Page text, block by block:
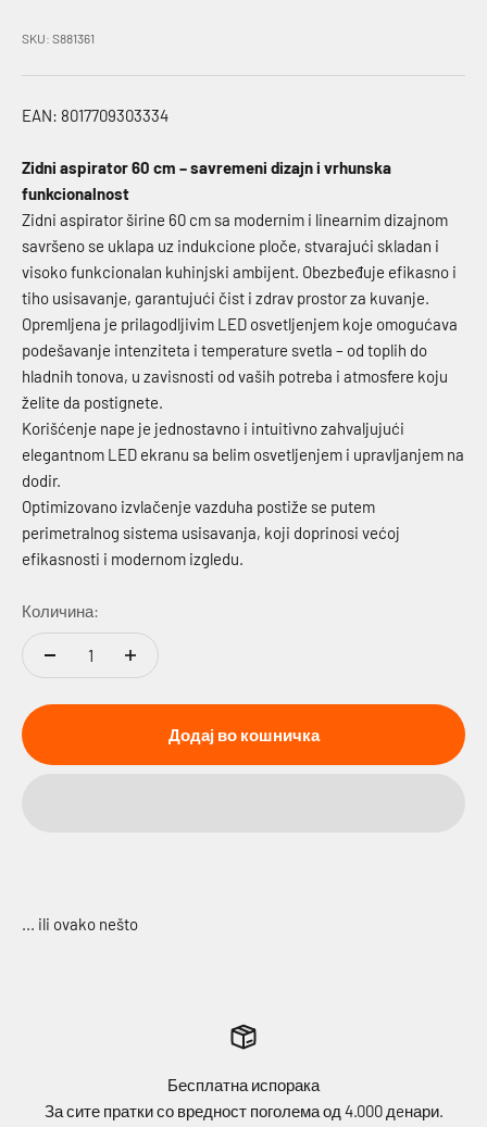
SKU: S881361
EAN: 8017709303334
Zidni aspirator 60 cm – savremeni dizajn i vrhunska
funkcionalnost
Zidni aspirator širine 60 cm sa modernim i linearnim dizajnom
savršeno se uklapa uz indukcione ploče, stvarajući skladan i
visoko funkcionalan kuhinjski ambijent. Obezbeđuje efikasno i
tiho usisavanje, garantujući čist i zdrav prostor za kuvanje.
Opremljena je prilagodljivim LED osvetljenjem koje omogućava
podešavanje intenziteta i temperature svetla – od toplih do
hladnih tonova, u zavisnosti od vaših potreba i atmosfere koju
želite da postignete.
Korišćenje nape je jednostavno i intuitivno zahvaljujući
elegantnom LED ekranu sa belim osvetljenjem i upravljanjem na
dodir.
Optimizovano izvlačenje vazduha postiže se putem
perimetralnog sistema usisavanja, koji doprinosi većoj
efikasnosti i modernom izgledu.
Количина:
Додај во кошничка
Бесплатна испорака
За сите пратки со вредност поголема од 4.000 дeнари.